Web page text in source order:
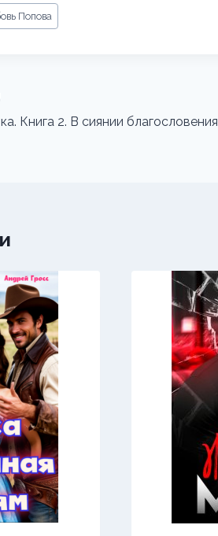
Попова
Книга 2. В сиянии благословения